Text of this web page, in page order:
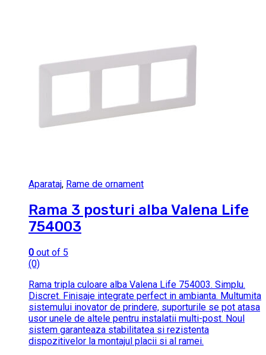
Aparataj, Rame de ornament
Rama 3 posturi alba Valena Life
754003
0 out of 5
(0)
Rama tripla culoare alba Valena Life 754003. Simplu.
Discret. Finisaje integrate perfect in ambianta. Multumita
sistemului inovator de prindere, suporturile se pot atasa
usor unele de altele pentru instalatii multi-post. Noul
sistem garanteaza stabilitatea si rezistenta
dispozitivelor la montajul placii si al ramei.